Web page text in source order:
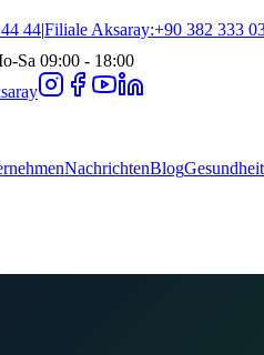
44|Filiale Aksaray:+90 382 333
Sa 09:00 - 18:00
NachrichtenBlog